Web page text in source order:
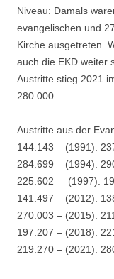
Niveau: Damals
evangelischen und
Kirche ausgetreten.
auch die EKD weiter
Austritte stieg 2021
280.000.
Austritte aus der
144.143 – (1991):
284.699 – (1994):
225.602 – (1997):
141.497 – (2012):
270.003 – (2015):
197.207 – (2018):
219.270 – (2021):